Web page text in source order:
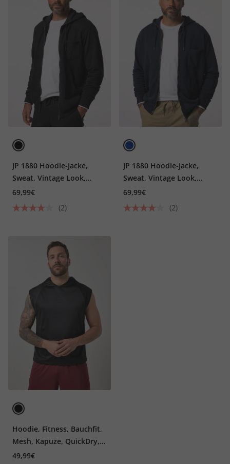
JP 1880 Hoodie-Jacke,
Sweat, Vintage Look,
Kapuze, bis 8 XL
69,99€
(2)
JP 1880 Hoodie-Jacke,
Sweat, Vintage Look,
Kapuze, bis 8 XL
69,99€
(2)
Hoodie, Fitness, Bauchfit,
Mesh, Kapuze, QuickDry,
bis 7 XL
49,99€